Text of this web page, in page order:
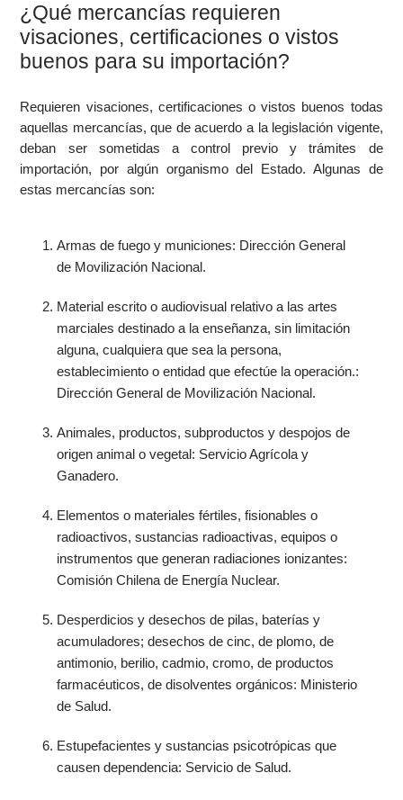
¿Qué mercancías requieren
visaciones, certificaciones o vistos
buenos para su importación?
Requieren visaciones, certificaciones o vistos buenos todas
aquellas mercancías, que de acuerdo a la legislación vigente,
deban ser sometidas a control previo y trámites de
importación, por algún organismo del Estado. Algunas de
estas mercancías son:
Armas de fuego y municiones: Dirección General
de Movilización Nacional.
Material escrito o audiovisual relativo a las artes
marciales destinado a la enseñanza, sin limitación
alguna, cualquiera que sea la persona,
establecimiento o entidad que efectúe la operación.:
Dirección General de Movilización Nacional.
Animales, productos, subproductos y despojos de
origen animal o vegetal: Servicio Agrícola y
Ganadero.
Elementos o materiales fértiles, fisionables o
radioactivos, sustancias radioactivas, equipos o
instrumentos que generan radiaciones ionizantes:
Comisión Chilena de Energía Nuclear.
Desperdicios y desechos de pilas, baterías y
acumuladores; desechos de cinc, de plomo, de
antimonio, berilio, cadmio, cromo, de productos
farmacéuticos, de disolventes orgánicos: Ministerio
de Salud.
Estupefacientes y sustancias psicotrópicas que
causen dependencia: Servicio de Salud.